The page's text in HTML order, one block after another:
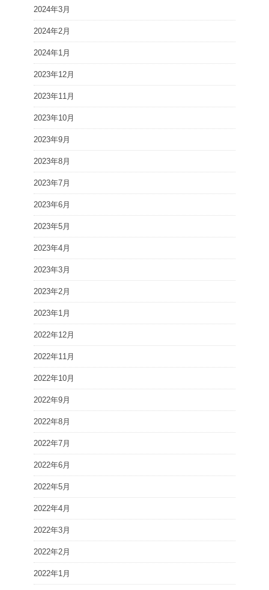
2024年3月
2024年2月
2024年1月
2023年12月
2023年11月
2023年10月
2023年9月
2023年8月
2023年7月
2023年6月
2023年5月
2023年4月
2023年3月
2023年2月
2023年1月
2022年12月
2022年11月
2022年10月
2022年9月
2022年8月
2022年7月
2022年6月
2022年5月
2022年4月
2022年3月
2022年2月
2022年1月